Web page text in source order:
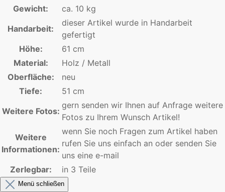
Gewicht:
ca. 10 kg
Handarbeit:
dieser Artikel wurde in Handarbeit
gefertigt
Höhe:
61 cm
Material:
Holz / Metall
Oberfläche:
neu
Tiefe:
51 cm
Weitere Fotos:
gern senden wir Ihnen auf Anfrage weitere
Fotos zu Ihrem Wunsch Artikel!
Weitere
Informationen:
wenn Sie noch Fragen zum Artikel haben
rufen Sie uns einfach an oder senden Sie
uns eine e-mail
Zerlegbar:
in 3 Teile
Menü schließen